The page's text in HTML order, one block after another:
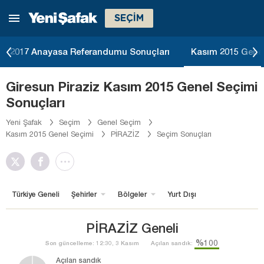
SEÇİM
2017 Anayasa Referandumu Sonuçları Kasım 2015
Giresun Piraziz Kasım 2015 Genel Seçimi
Sonuçları
Yeni Şafak Seçim
Genel Seçim
Kasım 2015 Genel Seçimi
PİRAZİZ Seçim Sonuçları
Türkiye Geneli Şehirler Bölgeler Yurt Dışı
PİRAZİZ Geneli
Son güncelleme: 12:30, 3 Kasım Açılan sandık: %100
Açılan sandık